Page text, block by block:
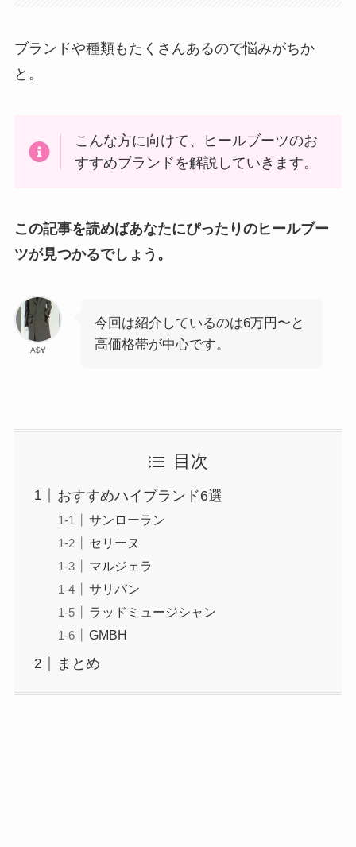
ブランドや種類もたくさんあるので悩みがちか
と。
こんな方に向けて、ヒールブーツのお
すすめブランドを解説していきます。
この記事を読めばあなたにぴったりのヒールブー
ツが見つかるでしょう。
A$∀
今回は紹介しているのは6万円〜と
高価格帯が中心です。
目次
おすすめハイブランド6選
サンローラン
セリーヌ
マルジェラ
サリバン
ラッドミュージシャン
GMBH
まとめ